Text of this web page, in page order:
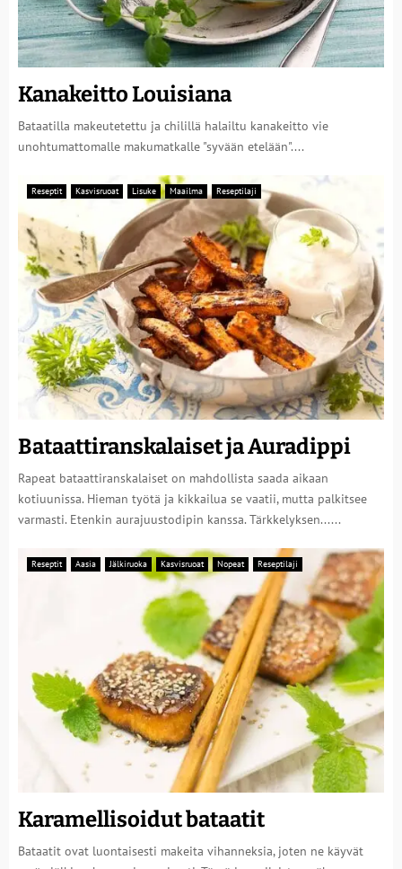
Kanakeitto Louisiana
Bataatilla makeutetettu ja chilillä halailtu kanakeitto vie
unohtumattomalle makumatkalle "syvään etelään"....
Reseptit Kasvisruoat Lisuke Maailma Reseptilaji
Bataattiranskalaiset ja Auradippi
Rapeat bataattiranskalaiset on mahdollista saada aikaan
kotiuunissa. Hieman työtä ja kikkailua se vaatii, mutta palkitsee
varmasti. Etenkin aurajuustodipin kanssa. Tärkkelyksen......
Reseptit Aasia Jälkiruoka Kasvisruoat Nopeat Reseptilaji
Karamellisoidut bataatit
Bataatit ovat luontaisesti makeita vihanneksia, joten ne käyvät